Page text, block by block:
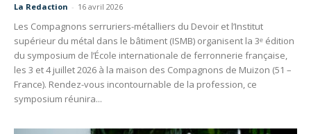
La Redaction - 16 avril 2026
Les Compagnons serruriers-métalliers du Devoir et l’Institut
supérieur du métal dans le bâtiment (ISMB) organisent la 3ᵉ édition
du symposium de l’École internationale de ferronnerie française,
les 3 et 4 juillet 2026 à la maison des Compagnons de Muizon (51 –
France). Rendez-vous incontournable de la profession, ce
symposium réunira...